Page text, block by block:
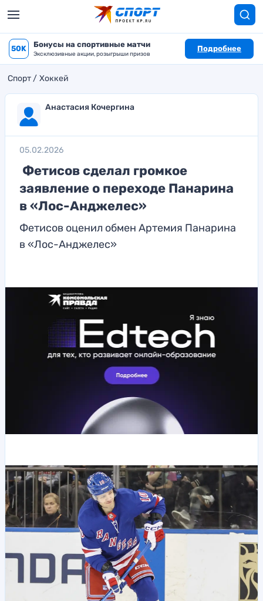
50K Бонусы на спортивные матчи
Эксклюзивные акции, розыгрыши призов
Подробнее
Спорт Хоккей
Анастасия Кочергина
05.02.2026
Фетисов сделал громкое
заявление о переходе Панарина
в «Лос-Анджелес»
Фетисов оценил обмен Артемия Панарина
в «Лос-Анджелес»